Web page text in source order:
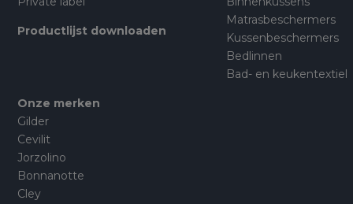
Productlijst downloaden
Matrasbeschermers
Kussenbeschermers
Bedlinnen
Bad- en keukentextiel
Onze merken
Gilder
Cevilit
Jorzolino
Bonnanotte
Cley